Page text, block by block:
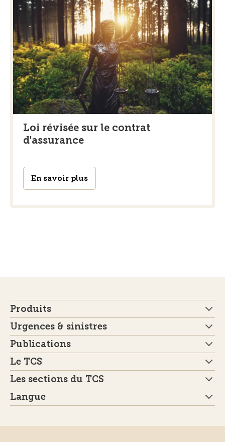
Loi révisée sur le contrat
d'assurance
En savoir plus
Produits
Urgences & sinistres
Publications
Le TCS
Les sections du TCS
Langue